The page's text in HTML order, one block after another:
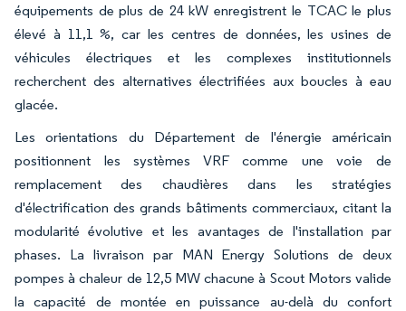
équipements de plus de 24 kW enregistrent le TCAC le plus
élevé à 11,1 %, car les centres de données, les usines de
véhicules électriques et les complexes institutionnels
recherchent des alternatives électrifiées aux boucles à eau
glacée.
Les orientations du Département de l'énergie américain
positionnent les systèmes VRF comme une voie de
remplacement des chaudières dans les stratégies
d'électrification des grands bâtiments commerciaux, citant la
modularité évolutive et les avantages de l'installation par
phases. La livraison par MAN Energy Solutions de deux
pompes à chaleur de 12,5 MW chacune à Scout Motors valide
la capacité de montée en puissance au-delà du confort